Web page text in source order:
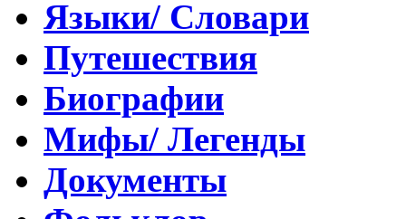
Языки/ Словари
Путешествия
Биографии
Мифы/ Легенды
Документы